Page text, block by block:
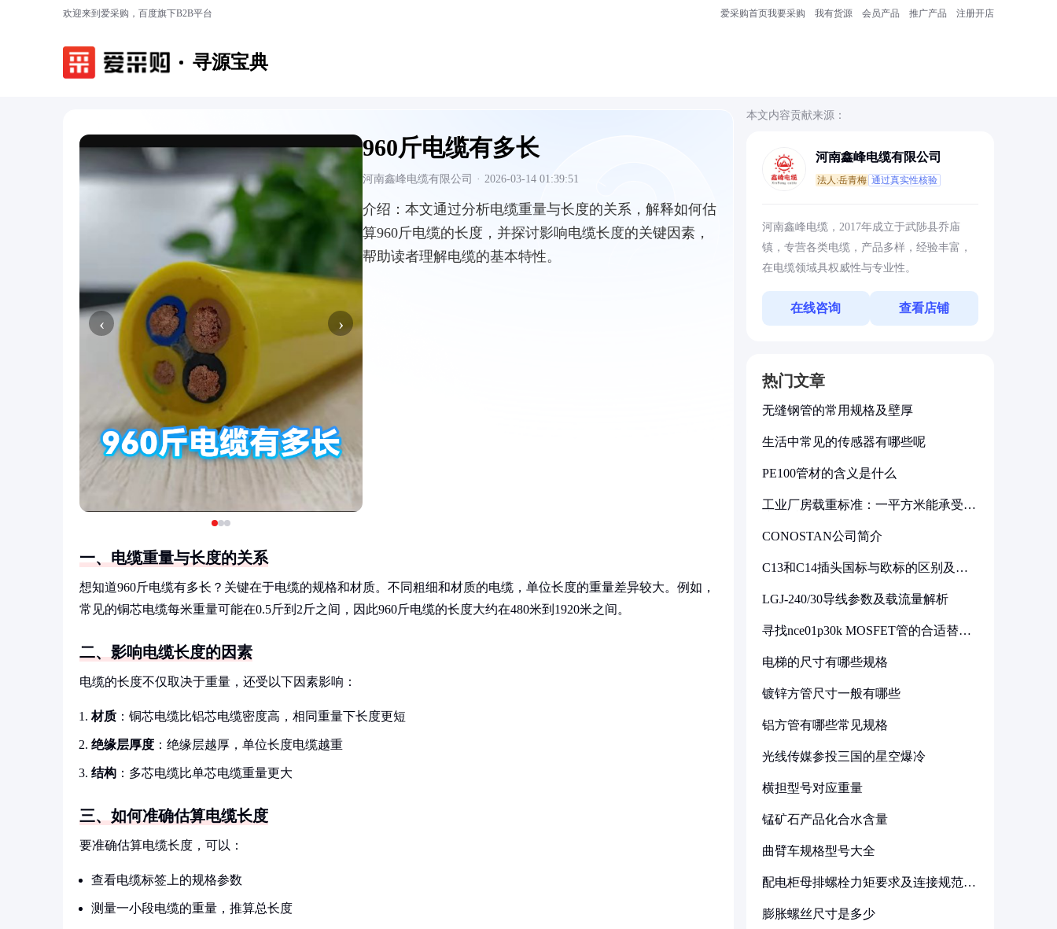
欢迎来到爱采购，百度旗下B2B平台 爱采购首页我要采购 我有货源 会员产品 推广产品 注册开店
寻源宝典
‹ ›
960斤电缆有多长
河南鑫峰电缆有限公司 · 2026-03-14 01:39:51
介绍： 本文通过分析电缆重量与长度的关系，解释如何估
算960斤电缆的长度，并探讨影响电缆长度的关键因素，
帮助读者理解电缆的基本特性。
一、电缆重量与长度的关系
想知道960斤电缆有多长？关键在于电缆的规格和材质。不同粗细和材质的电缆，单位长度的重量差异较大。例如，
常见的铜芯电缆每米重量可能在0.5斤到2斤之间，因此960斤电缆的长度大约在480米到1920米之间。
二、影响电缆长度的因素
电缆的长度不仅取决于重量，还受以下因素影响：
材质 ：铜芯电缆比铝芯电缆密度高，相同重量下长度更短
绝缘层厚度 ：绝缘层越厚，单位长度电缆越重
结构 ：多芯电缆比单芯电缆重量更大
三、如何准确估算电缆长度
要准确估算电缆长度，可以：
查看电缆标签上的规格参数
测量一小段电缆的重量，推算总长度
本文内容贡献来源：
河南鑫峰电缆有限公司
法人:岳青梅 通过真实性核验
河南鑫峰电缆，2017年成立于武陟县乔庙
镇，专营各类电缆，产品多样，经验丰富，
在电缆领域具权威性与专业性。
在线咨询 查看店铺
热门文章
无缝钢管的常用规格及壁厚
生活中常见的传感器有哪些呢
PE100管材的含义是什么
工业厂房载重标准：一平方米能承受多
CONOSTAN公司简介
C13和C14插头国标与欧标的区别及其
LGJ-240/30导线参数及载流量解析
寻找nce01p30k MOSFET管的合适替代
电梯的尺寸有哪些规格
镀锌方管尺寸一般有哪些
铝方管有哪些常见规格
光线传媒参投三国的星空爆冷
横担型号对应重量
锰矿石产品化合水含量
曲臂车规格型号大全
配电柜母排螺栓力矩要求及连接规范详
膨胀螺丝尺寸是多少